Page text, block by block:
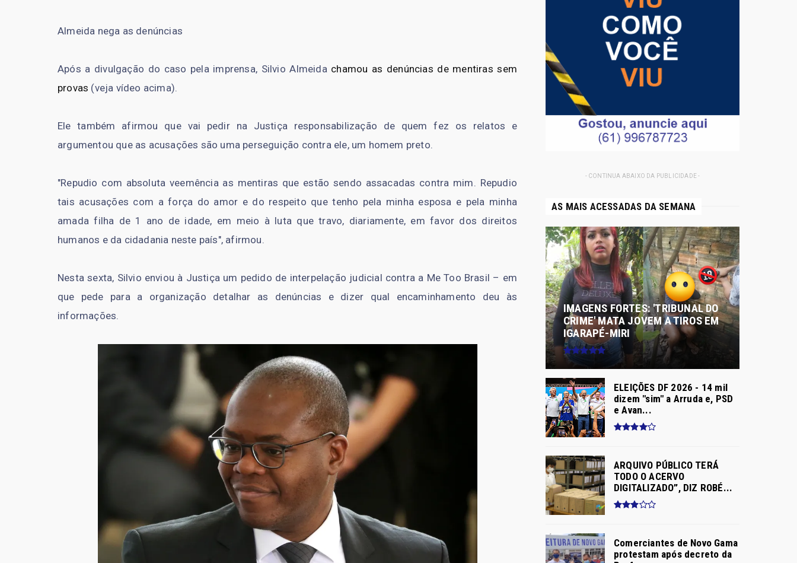
Almeida nega as denúncias
Após a divulgação do caso pela imprensa, Silvio Almeidachamou as denúncias de mentiras sem
provas (veja vídeo acima).
Ele também afirmou que vai pedir na Justiça responsabilização de quem fez os relatos e
argumentou que as acusações são uma perseguição contra ele, um homem preto.
"Repudio com absoluta veemência as mentiras que estão sendo assacadas contra mim. Repudio
tais acusações com a força do amor e do respeito que tenho pela minha esposa e pela minha
amada filha de 1 ano de idade, em meio à luta que travo, diariamente, em favor dos direitos
humanos e da cidadania neste país", afirmou.
Nesta sexta, Silvio enviou à Justiça um pedido de interpelação judicial contra a Me Too Brasil – em
que pede para a organização detalhar as denúncias e dizer qual encaminhamento deu às
informações.
- CONTINUA ABAIXO DA PUBLICIDADE -
AS MAIS ACESSADAS DA SEMANA
IMAGENS FORTES: 'TRIBUNAL DO
CRIME' MATA JOVEM A TIROS EM
IGARAPÉ-MIRI
ELEIÇÕES DF 2026 - 14 mil
dizem "sim" a Arruda e, PSD
e Avan...
ARQUIVO PÚBLICO TERÁ
TODO O ACERVO
DIGITALIZADO”, DIZ ROBÉ...
Comerciantes de Novo Gama
protestam após decreto da